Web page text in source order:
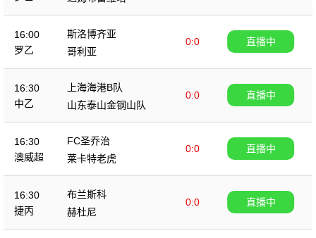
16:00
罗乙
斯洛博齐亚
0:0
哥利亚
直播中
16:30
中乙
上海海港B队
0:0
山东泰山金钢山队
直播中
16:30
澳威超
FC圣乔治
0:0
莱卡特老虎
直播中
16:30
捷丙
布兰斯科
0:0
赫杜尼
直播中